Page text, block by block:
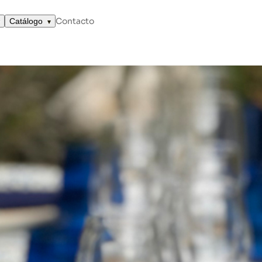
Catálogo Contacto